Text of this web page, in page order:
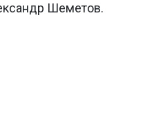
Шеметов.